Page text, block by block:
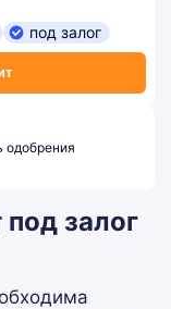
под залог
одобрения
залог